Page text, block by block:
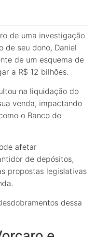
de uma investigação
de seu dono, Daniel
de um esquema de
a R$ 12 bilhões.
na liquidação do
venda, impactando
o Banco de
afetar
de depósitos,
propostas legislativas
dessa